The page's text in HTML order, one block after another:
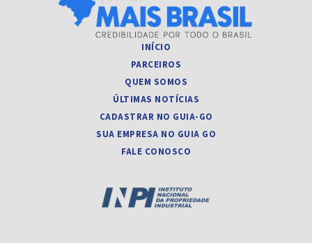
INÍCIO
PARCEIROS
QUEM SOMOS
ÚLTIMAS NOTÍCIAS
CADASTRAR NO GUIA-GO
SUA EMPRESA NO GUIA GO
FALE CONOSCO